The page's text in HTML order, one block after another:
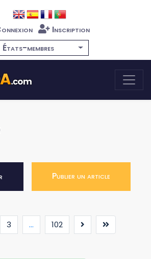
Inscription
États-membres
Publier un article
3 ... 102